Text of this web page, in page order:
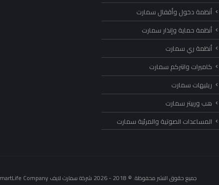
أنظمة دخول وأقفال سمارت
أنظمة حماية وإنذار سمارت
أنظمة ري سمارت
كاميرات وانتركم سمارت
ريليهات سمارت
هب وربيتر سمارت
المساعدات الصوتية والمرئية سمارت
جميع حقوق النشر محفوظة. © 2018 - 2026 شركة سمارت لايف SmartLife Company